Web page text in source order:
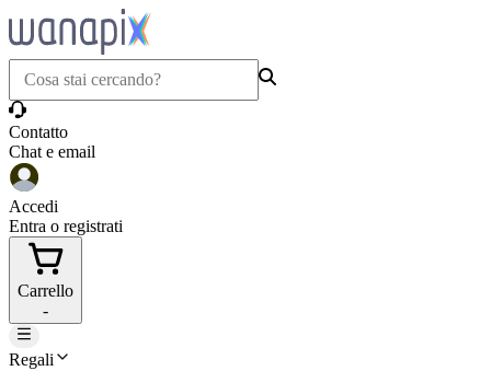
Contatto
Chat e email
Accedi
Entra o registrati
Carrello
-
Regali